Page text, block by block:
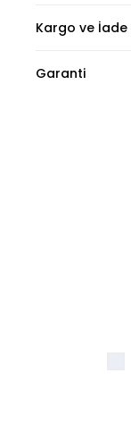
Kargo ve İade
Garanti